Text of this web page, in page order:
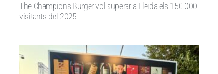
The Champions Burger vol superar a Lleida els 150.000
visitants del 2025